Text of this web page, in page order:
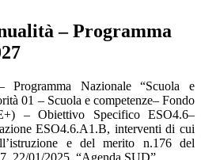
– Programma
Programma Nazionale “Scuola e
01 – Scuola e competenze– Fondo
– Obiettivo Specifico ESO4.6–
ESO4.6.A1.B, interventi di cui
e del merito n.176 del